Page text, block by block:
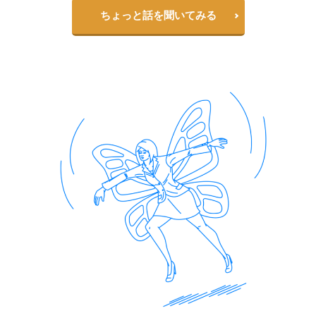
ちょっと話を聞いてみる